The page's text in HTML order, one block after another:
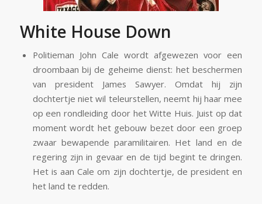
White House Down
Politieman John Cale wordt afgewezen voor een
droombaan bij de geheime dienst: het beschermen
van president James Sawyer. Omdat hij zijn
dochtertje niet wil teleurstellen, neemt hij haar mee
op een rondleiding door het Witte Huis. Juist op dat
moment wordt het gebouw bezet door een groep
zwaar bewapende paramilitairen. Het land en de
regering zijn in gevaar en de tijd begint te dringen.
Het is aan Cale om zijn dochtertje, de president en
het land te redden.